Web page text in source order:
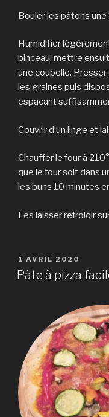
Bouler les pâtons une
Humidifier légèrement
pinceau, mettre
une coupelle.
les graines puis
espaçant
Couvrir d’un linge et
Chauffer le four à
que le four soit dans
les buns 10 minutes
Les laisser refroidir
PUBLIÉ
LE
1 AVRIL 2020
Pâte à pizza